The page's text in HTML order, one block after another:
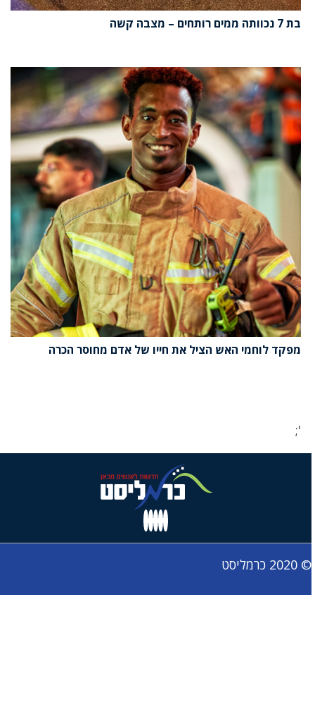
בת 7 נכוותה ממים רותחים – מצבה קשה
מפקד לוחמי האש הציל את חייו של אדם מחוסר הכרה
';
© 2020 כרמליסט